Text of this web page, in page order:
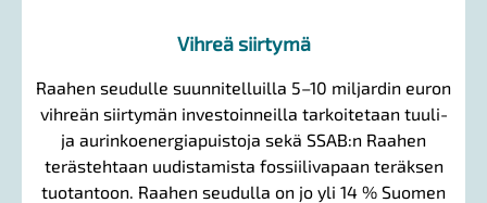
Vihreä siirtymä
Raahen seudulle suunnitelluilla 5–10 miljardin euron
vihreän siirtymän investoinneilla tarkoitetaan tuuli-
ja aurinkoenergiapuistoja sekä SSAB:n Raahen
terästehtaan uudistamista fossiilivapaan teräksen
tuotantoon. Raahen seudulla on jo yli 14 % Suomen